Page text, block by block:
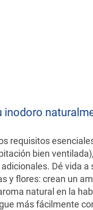
inodoro
requisitos
bien
Dé vida a
y flores: crean un
natural en la
más fácilmente